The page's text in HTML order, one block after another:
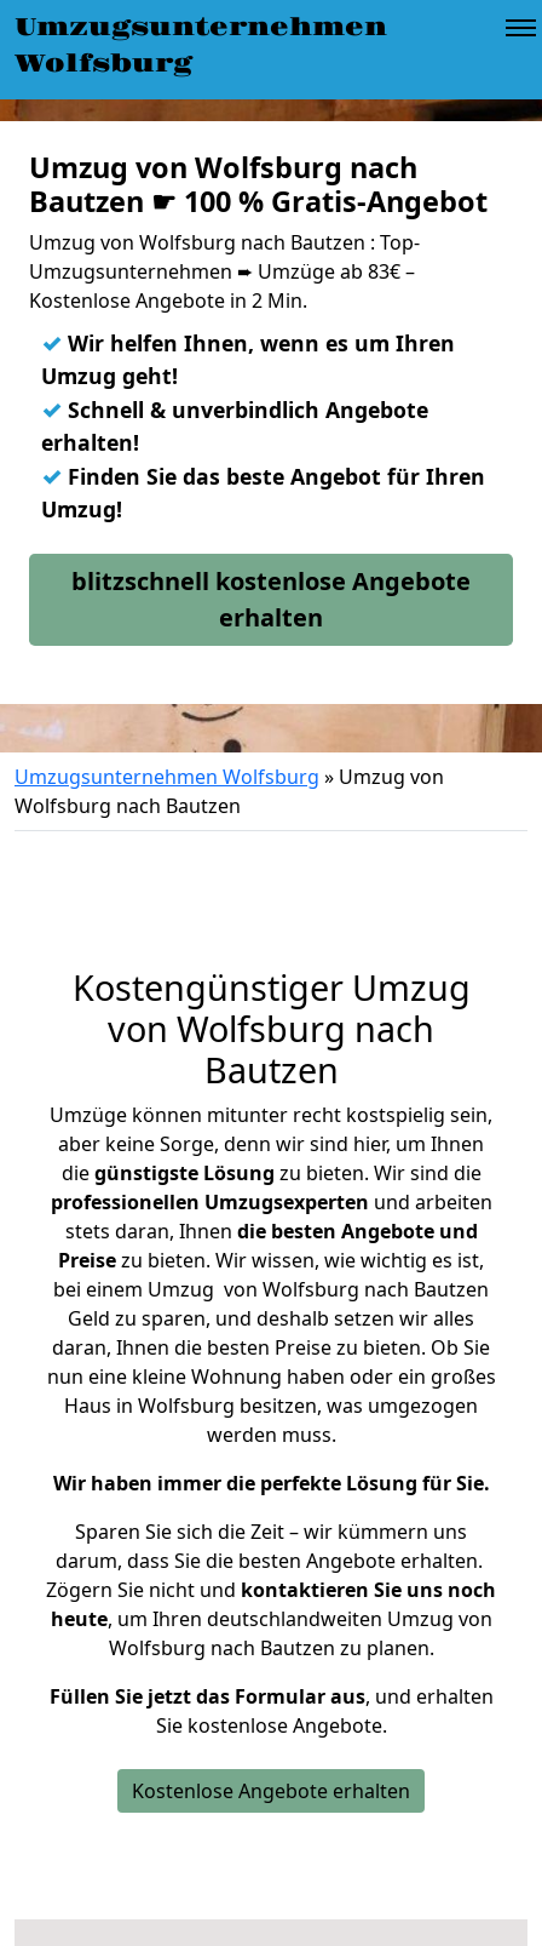
Umzugsunternehmen
Wolfsburg
Umzug von Wolfsburg nach
Bautzen ☛ 100 % Gratis-Angebot
Umzug von Wolfsburg nach Bautzen : Top-
Umzugsunternehmen ➨ Umzüge ab 83€ –
Kostenlose Angebote in 2 Min.
✓ Wir helfen Ihnen, wenn es um Ihren
Umzug geht!
✓ Schnell & unverbindlich Angebote
erhalten!
✓ Finden Sie das beste Angebot für Ihren
Umzug!
blitzschnell kostenlose Angebote
erhalten
Umzugsunternehmen Wolfsburg » Umzug von
Wolfsburg nach Bautzen
Kostengünstiger Umzug
von Wolfsburg nach
Bautzen
Umzüge können mitunter recht kostspielig sein,
aber keine Sorge, denn wir sind hier, um Ihnen
diegünstigste Lösung zu bieten. Wir sind die
professionellen Umzugsexperten und arbeiten
stets daran, Ihnen die besten Angebote und
Preisezu bieten. Wir wissen, wie wichtig es ist,
bei einem Umzug von Wolfsburg nach Bautzen
Geld zu sparen, und deshalb setzen wir alles
daran, Ihnen die besten Preise zu bieten. Ob Sie
nun eine kleine Wohnung haben oder ein großes
Haus in Wolfsburg besitzen, was umgezogen
werden muss.
Wir haben immer die perfekte Lösung für Sie.
Sparen Sie sich die Zeit – wir kümmern uns
darum, dass Sie die besten Angebote erhalten.
Zögern Sie nicht und kontaktieren Sie uns noch
heute, um Ihren deutschlandweiten Umzug von
Wolfsburg nach Bautzen zu planen.
Füllen Sie jetzt das Formular aus, und erhalten
Sie kostenlose Angebote.
Kostenlose Angebote erhalten